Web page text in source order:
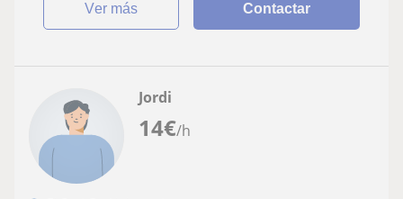
ver más Contactar
14€/h
Jordi